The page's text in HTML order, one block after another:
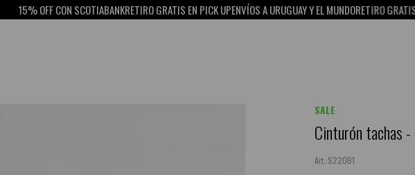
15% OFF CON SCOTIABANKRETIRO GRATIS EN PICK UPENVÍOS A URUGUAY Y EL MUNDORETIRO GRATIS EN
SALE
Cinturón tachas
S22OB1